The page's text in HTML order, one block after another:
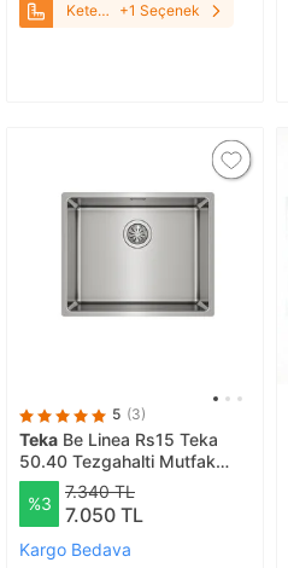
Keten
+1 Seçenek
5 (3)
Teka Be Linea Rs15 Teka
50.40 Tezgahalti Mutfak
Evyesi̇
%3
7.340 TL
7.050 TL
Kargo Bedava